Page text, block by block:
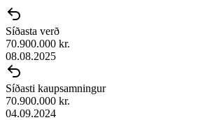
Síðasta verð
70.900.000 kr.
08.08.2025
Síðasti kaupsamningur
70.900.000 kr.
04.09.2024